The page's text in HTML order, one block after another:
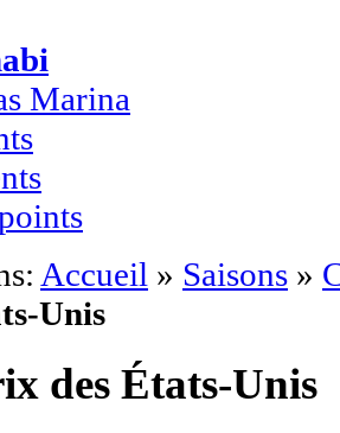
Marina
Accueil » Saisons »
Unis
des États-Unis